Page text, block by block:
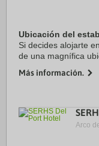
Ubicación del
Si decides alojarte
de una magnífica
Además, este hotel
Más información.
Arco